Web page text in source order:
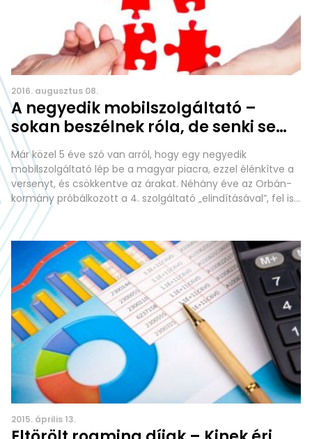
2016. augusztus 08.
A negyedik mobilszolgáltató –
sokan beszélnek róla, de senki se
látta… és szerintem nem is fogja…
Már közel 5 éve szó van arról, hogy egy negyedik
mobilszolgáltató lép be a magyar piacra, ezzel élénkítve a
versenyt, és csökkentve az árakat. Néhány éve az Orbán-
kormány próbálkozott a 4. szolgáltató „elindításával”, fel is
állította a managementet, de ezzel egyszer csak
felhagyott, elküldte a felvett embereket. 2 éve, amikor az
NMHH újabb frekvenciacsomagokat értékesített,
2015. április 13.